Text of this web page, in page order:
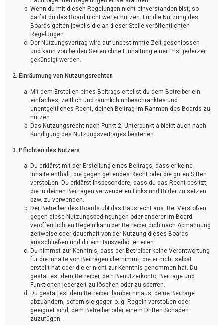
Wenn du mit diesen Regelungen nicht einverstanden bist, so
darfst du das Board nicht weiter nutzen. Für die Nutzung des
Boards gelten jeweils die an dieser Stelle veröffentlichten
Regelungen.
Der Nutzungsvertrag wird auf unbestimmte Zeit geschlossen
und kann von beiden Seiten ohne Einhaltung einer Frist jederzeit
gekündigt werden.
2. Einräumung von Nutzungsrechten
Mit dem Erstellen eines Beitrags erteilst du dem Betreiber ein
einfaches, zeitlich und räumlich unbeschränktes und
unentgeltliches Recht, deinen Beitrag im Rahmen des Boards zu
nutzen.
Das Nutzungsrecht nach Punkt 2, Unterpunkt a bleibt auch nach
Kündigung des Nutzungsvertrages bestehen.
3. Pflichten des Nutzers
Du erklärst mit der Erstellung eines Beitrags, dass er keine
Inhalte enthält, die gegen geltendes Recht oder die guten Sitten
verstoßen. Du erklärst insbesondere, dass du das Recht besitzt,
die in deinen Beiträgen verwendeten Links und Bilder zu setzen
bzw. zu verwenden.
Der Betreiber des Boards übt das Hausrecht aus. Bei Verstößen
gegen diese Nutzungsbedingungen oder anderer im Board
veröffentlichten Regeln kann der Betreiber dich nach Abmahnung
zeitweise oder dauerhaft von der Nutzung dieses Boards
ausschließen und dir ein Hausverbot erteilen.
Du nimmst zur Kenntnis, dass der Betreiber keine Verantwortung
für die Inhalte von Beiträgen übernimmt, die er nicht selbst
erstellt hat oder die er nicht zur Kenntnis genommen hat. Du
gestattest dem Betreiber, dein Benutzerkonto, Beiträge und
Funktionen jederzeit zu löschen oder zu sperren.
Du gestattest dem Betreiber darüber hinaus, deine Beiträge
abzuändern, sofern sie gegen o. g. Regeln verstoßen oder
geeignet sind, dem Betreiber oder einem Dritten Schaden
zuzufügen.